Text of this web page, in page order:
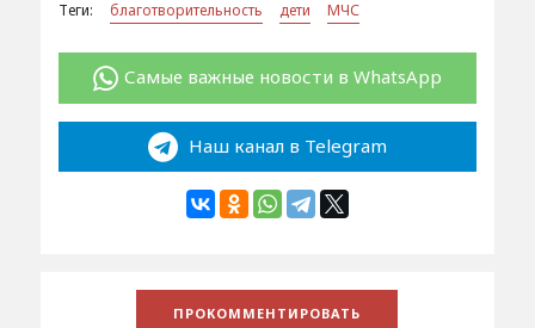
Теги: благотворительность дети МЧС
Самые важные новости в WhatsApp
Наш канал в Telegram